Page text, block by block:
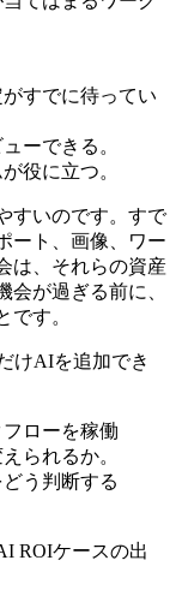
すでに待ってい
ーできる。
役に立つ。
すいのです。すで
ート、画像、ワー
は、それらの資産
会が過ぎる前に、
です。
けAIを追加でき
ローを稼働
られるか。
う判断する
ROIケースの出